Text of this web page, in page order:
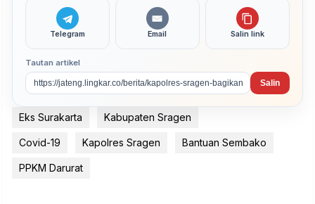
Telegram Email Salin link
Tautan artikel
Salin
Eks Surakarta Kabupaten Sragen
Covid-19 Kapolres Sragen Bantuan Sembako
PPKM Darurat